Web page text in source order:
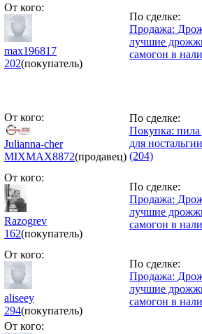
От кого:
max196817
202(покупатель)
По сделке:
Продажа:
лучшие
самогон в
От кого:
Julianna-cher
MIXMAX8872(продавец)
По сделке:
Покупка: пила
для
(204)
От кого:
Razogrev
162(покупатель)
По сделке:
Продажа:
лучшие
самогон в
От кого:
aliseey
294(покупатель)
По сделке:
Продажа:
лучшие
самогон в
От кого: